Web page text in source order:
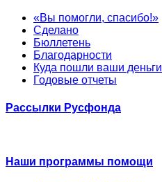
«Вы помогли, спасибо!»
Сделано
Бюллетень
Благодарности
Куда пошли ваши деньги
Годовые отчеты
Рассылки Русфонда
Наши программы помощи